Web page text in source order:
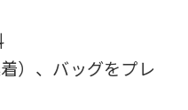
）、バッグをプレ